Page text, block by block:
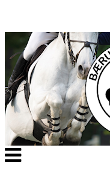
Veksle
navigasjon